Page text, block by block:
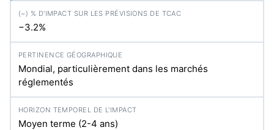
−3.2%
Mondial, particulièrement dans les marchés
réglementés
Moyen terme (2-4 ans)